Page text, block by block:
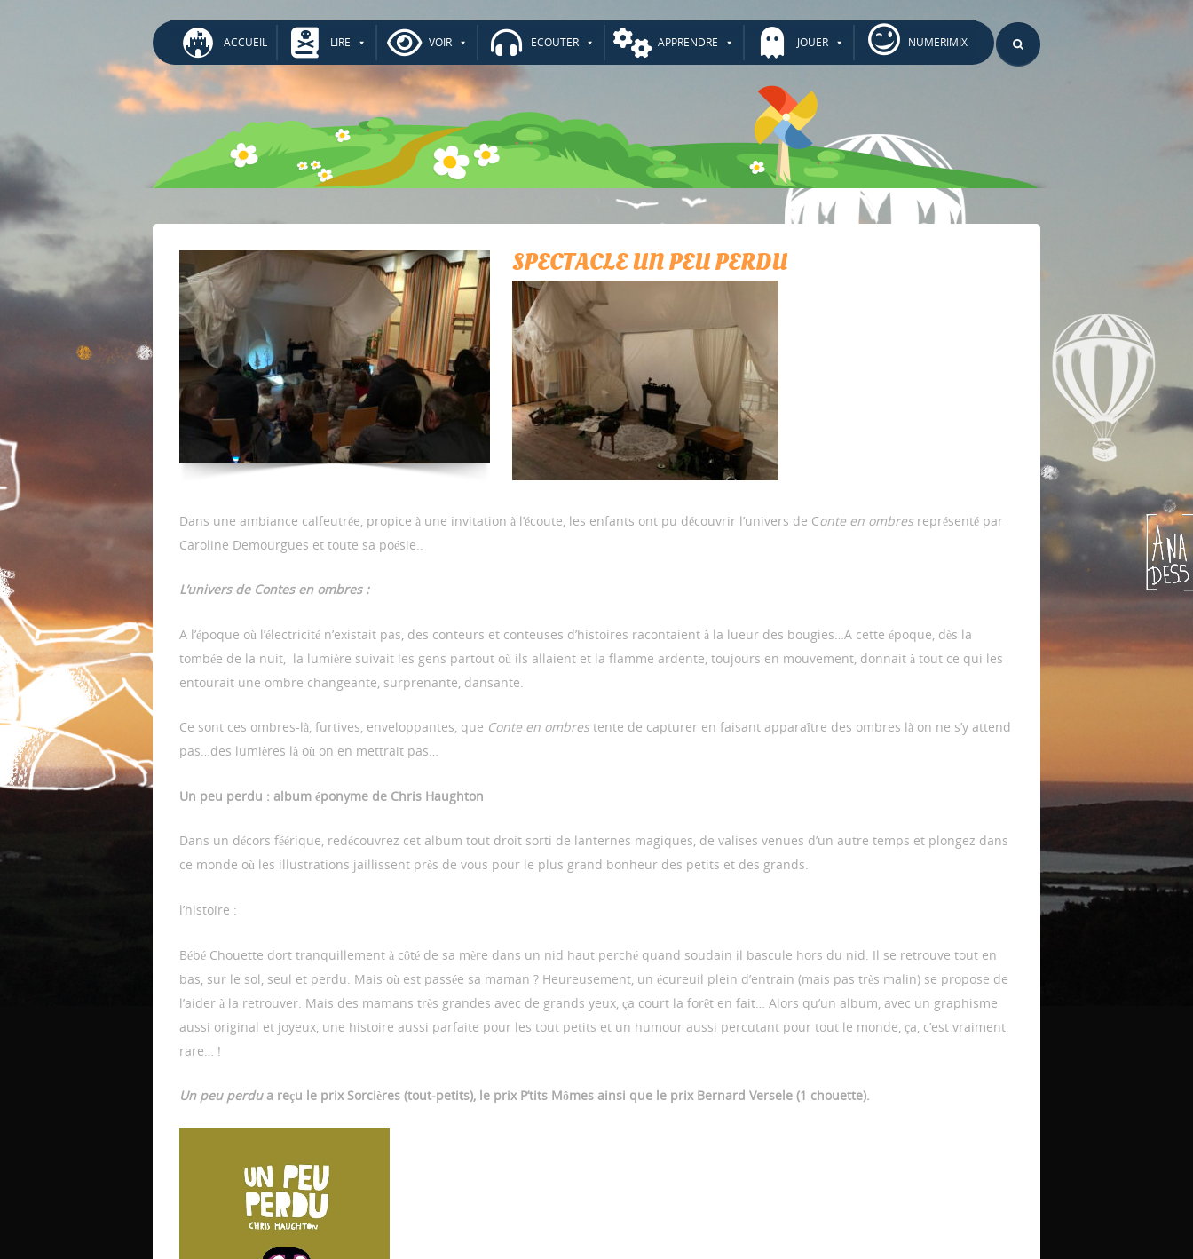
ACCUEIL LIRE VOIR ECOUTER APPRENDRE JOUER NUMERIMIX
SPECTACLE UN PEU PERDU
Dans une ambiance calfeutrée, propice à une invitation à l’écoute, les enfants ont pu découvrir l’univers de Conte en ombres représenté par
Caroline Demourgues et toute sa poésie..
L’univers de Contes en ombres :
A l’époque où l’électricité n’existait pas, des conteurs et conteuses d’histoires racontaient à la lueur des bougies…A cette époque, dès la
tombée de la nuit, la lumière suivait les gens partout où ils allaient et la flamme ardente, toujours en mouvement, donnait à tout ce qui les
entourait une ombre changeante, surprenante, dansante.
Ce sont ces ombres-là, furtives, enveloppantes, que Conte en ombres tente de capturer en faisant apparaître des ombres là on ne s’y attend
pas…des lumières là où on en mettrait pas…
Un peu perdu : album éponyme de Chris Haughton
Dans un décors féérique, redécouvrez cet album tout droit sorti de lanternes magiques, de valises venues d’un autre temps et plongez dans
ce monde où les illustrations jaillissent près de vous pour le plus grand bonheur des petits et des grands.
l’histoire :
Bébé Chouette dort tranquillement à côté de sa mère dans un nid haut perché quand soudain il bascule hors du nid. Il se retrouve tout en
bas, sur le sol, seul et perdu. Mais où est passée sa maman ? Heureusement, un écureuil plein d’entrain (mais pas très malin) se propose de
l’aider à la retrouver. Mais des mamans très grandes avec de grands yeux, ça court la forêt en fait… Alors qu’un album, avec un graphisme
aussi original et joyeux, une histoire aussi parfaite pour les tout petits et un humour aussi percutant pour tout le monde, ça, c’est vraiment
rare… !
Un peu perdua reçu le prix Sorcières (tout-petits), le prix P’tits Mômes ainsi que le prix Bernard Versele (1 chouette).